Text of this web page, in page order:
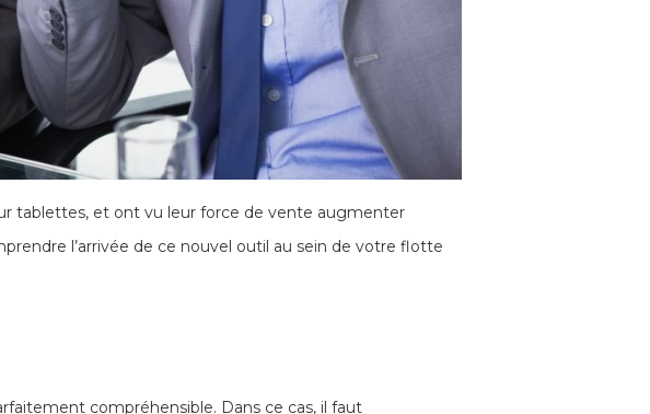
tablettes, et ont vu leur force de vente augmenter
l’arrivée de ce nouvel outil au sein de votre flotte
compréhensible. Dans ce cas, il faut